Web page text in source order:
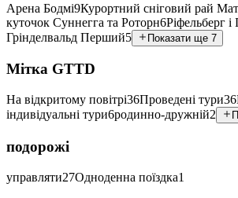
Арена Бодмі9Курортний сніговий рай
куточок Суннегга та Роторн6Ріфельберг і
Грінделвальд Перший5 Показати ще 7
Мітка GTTD
На відкритому повітрі36Проведені тури36
індивідуальні тури6родинно-дружній2
подорожі
управляти27Одноденна поїздка1